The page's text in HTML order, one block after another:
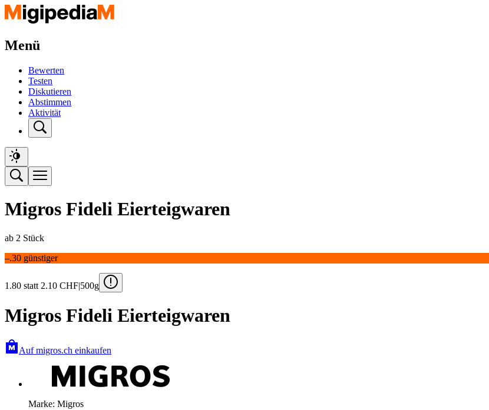
Menü
Bewerten
Testen
Diskutieren
Abstimmen
Aktivität
Migros Fideli Eierteigwaren
ab 2 Stück
–.30 günstiger
1.80 statt 2.10 CHF|500g
Migros Fideli Eierteigwaren
Auf migros.ch einkaufen
Marke: Migros